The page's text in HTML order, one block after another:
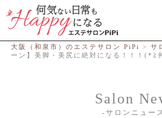
大阪（和泉市）のエステサロン PiPi > サ
ーン】美脚・美尻に絶対になる！！！(*≧
Salon
サロンニュー